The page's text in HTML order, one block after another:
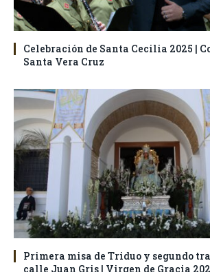
Celebración de Santa Cecilia 2025 |
Santa Vera Cruz
Primera misa de Triduo y segundo
calle Juan Gris | Virgen de Gracia